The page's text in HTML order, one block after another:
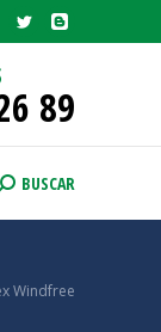
Twitter
opens
in
window
Blogger
opens
in
window
89
BUSCAR
Windfree
BUSCAR